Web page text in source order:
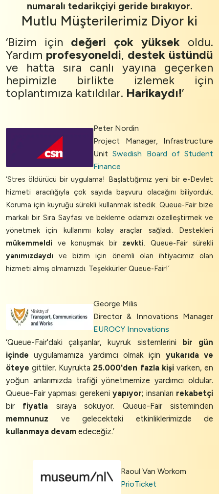
numaralı tedarikçiyi geride bırakıyor.
Mutlu Müşterilerimiz Diyor ki
‘Bizim için değeri çok yüksek oldu.
Yardım profesyoneldi, destek üstündü
ve hatta sıra canlı yayına geçerken
hepimizle birlikte izlemek için
toplantımıza katıldılar. Harikaydı!’
Peter Nordin
Project Manager, Infrastructure
UnitSwedish Board of Student
Finance
‘Stres öldürücü bir uygulama! Başlattığımız yeni bir e-Devlet
hizmeti aracılığıyla çok sayıda başvuru olacağını biliyorduk.
Koruma için kuyruğu sürekli kullanmak istedik. Queue-Fair bize
markalı bir Sıra Sayfası ve bekleme odamızı özelleştirmek ve
yönetmek için kullanımı kolay araçlar sağladı. Destekleri
mükemmeldi ve konuşmak bir zevkti. Queue-Fair sürekli
yanımızdaydı ve bizim için önemli olan ihtiyacımız olan
hizmeti almış olmamızdı. Teşekkürler Queue-Fair!’
George Milis
Director & Innovations Manager
EUROCY Innovations
‘Queue-Fair'daki çalışanlar, kuyruk sistemlerini bir gün
içinde uygulamamıza yardımcı olmak için yukarıda ve
öteye gittiler. Kuyrukta25.000'den fazla kişivarken, en
yoğun anlarımızda trafiği yönetmemize yardımcı oldular.
Queue-Fair yapması gerekeniyapıyor; insanları rekabetçi
bir fiyatla sıraya sokuyor. Queue-Fair sisteminden
memnunuz ve gelecekteki etkinliklerimizde de
kullanmaya devam edeceğiz.’
Raoul Van Workom
PrioTicket